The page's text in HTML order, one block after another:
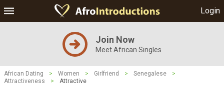
Login
Join Now
Meet African Singles
African Dating > Women > Girlfriend > Senegalese
>
Attractiveness
> Attractive